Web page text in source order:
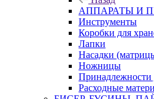
АППАРАТЫ И
Инструменты
Коробки для
Лапки
Насадки
Ножницы
Принадлежности
Расходные